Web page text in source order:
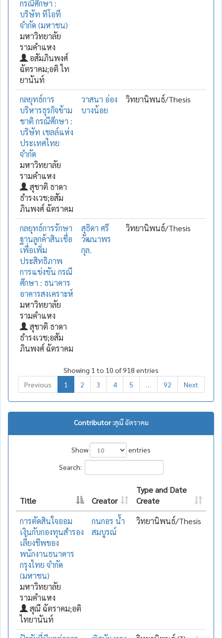
กรณีศึกษา :
บริษัท ทีโอที
จำกัด (มหาชน)
มหาวิทยาลัย
รามคำแหง
อสัมภินพงศ์
ฉัตราคม;อติ ไท
ยานันท์
กลยุทธ์การ
บริหารธุรกิจข้าม
ชาติ กรณีศึกษา :
บริษัท เชลล์แห่ง
ประเทศไทย
จำกัด
มหาวิทยาลัย
รามคำแหง
สุชาติ ธาดา
ธำรงเวช;อสัม
ภินพงศ์ ฉัตราคม
วาสนา อ่อง
บางน้อย
วิทยานิพนธ์/Thesis
กลยุทธ์การรักษา
ฐานลูกค้าสินเชื่อ
เพื่อเพิ่ม
ประสิทธิภาพ
การแข่งขัน กรณี
ศึกษา : ธนาคาร
อาคารสงเคราะห์
มหาวิทยาลัย
รามคำแหง
สุชาติ ธาดา
ธำรงเวช;อสัม
ภินพงศ์ ฉัตราคม
สุธิดา ศรี
วัฒนาพร
กุล.
วิทยานิพนธ์/Thesis
Showing 1 to 10 of 918 entries
Previous
1 2 3 4 5 92 Next
Contributor :สุณี ฉัตราคม
Show
entries
Search:
Title Creator
Type and Date
Create
การตัดสินใจออม
เงินกับกองทุนสำรอง
เลี้ยงชีพของ
พนักงานธนาคาร
กรุงไทย จำกัด
(มหาชน)
มหาวิทยาลัย
รามคำแหง
สุณี ฉัตราคม;อติ
ไทยานันท์
กนกอร น้ำ
สมบูรณ์
วิทยานิพนธ์/Thesis